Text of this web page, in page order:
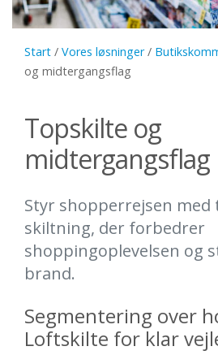
Start / Vores løsninger/
og midtergangsflag
Topskilte og
midtergangsflag
Styr shopperrejsen med
skiltning, der forbedrer
shoppingoplevelsen og
brand.
Segmentering over
Loftskilte for klar